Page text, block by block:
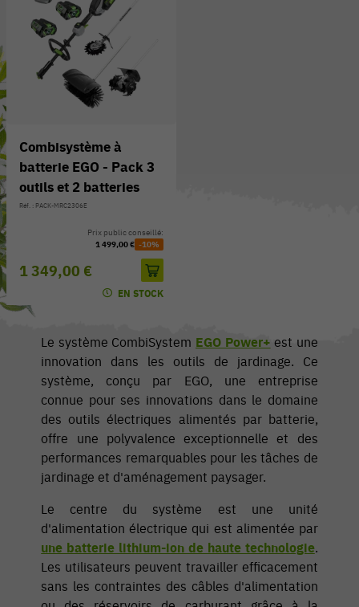
Combisystème à
batterie EGO - Pack 3
outils et 2 batteries
Réf. : PACK-MRC2306E
1 349,00 €
Prix public conseillé:
1 499,00 € -10%
EN STOCK
Le système CombiSystem EGO Power+ est une
innovation dans les outils de jardinage. Ce
système, conçu par EGO, une entreprise
connue pour ses innovations dans le domaine
des outils électriques alimentés par batterie,
offre une polyvalence exceptionnelle et des
performances remarquables pour les tâches de
jardinage et d'aménagement paysager.
Le centre du système est une unité
d'alimentation électrique qui est alimentée par
une batterie lithium-ion de haute technologie.
Les utilisateurs peuvent travailler efficacement
sans les contraintes des câbles d'alimentation